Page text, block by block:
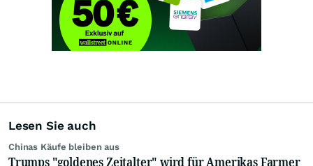
Lesen Sie auch
Chinas Käufe bleiben aus
Trumps "goldenes Zeitalter" wird für Amerikas Farmer